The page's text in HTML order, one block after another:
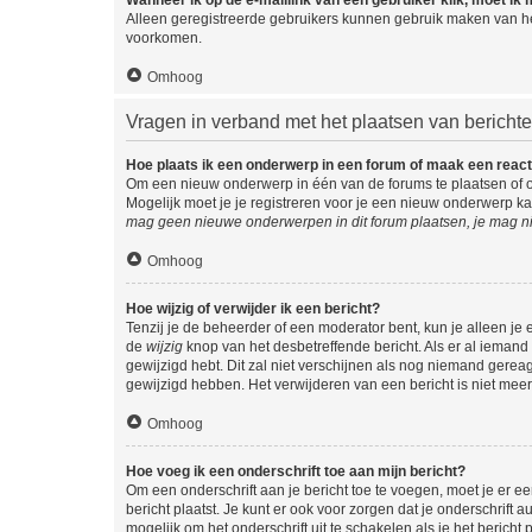
Alleen geregistreerde gebruikers kunnen gebruik maken van
voorkomen.
Omhoog
Vragen in verband met het plaatsen van
Hoe plaats ik een onderwerp in een forum of maak een
Om een nieuw onderwerp in één van de forums te plaatsen
Mogelijk moet je je registreren voor je een nieuw onderwerp
mag geen nieuwe onderwerpen in dit forum plaatsen, je mag
Omhoog
Hoe wijzig of verwijder ik een bericht?
Tenzij je de beheerder of een moderator bent, kun je alleen
de wijzig knop van het desbetreffende bericht. Als er al
gewijzigd hebt. Dit zal niet verschijnen als nog niemand
gewijzigd hebben. Het verwijderen van een bericht is niet
Omhoog
Hoe voeg ik een onderschrift toe aan mijn bericht?
Om een onderschrift aan je bericht toe te voegen, moet je er
bericht plaatst. Je kunt er ook voor zorgen dat je onderschrift
mogelijk om het onderschrift uit te schakelen als je het bericht